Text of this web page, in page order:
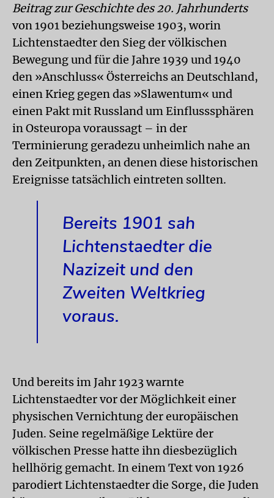
Beitrag zur Geschichte des 20. Jahrhunderts
von 1901 beziehungsweise 1903, worin
Lichtenstaedter den Sieg der völkischen
Bewegung und für die Jahre 1939 und 1940
den »Anschluss« Österreichs an Deutschland,
einen Krieg gegen das »Slawentum« und
einen Pakt mit Russland um Einflusssphären
in Osteuropa voraussagt – in der
Terminierung geradezu unheimlich nahe an
den Zeitpunkten, an denen diese historischen
Ereignisse tatsächlich eintreten sollten.
Bereits 1901 sah
Lichtenstaedter die
Nazizeit und den
Zweiten Weltkrieg
voraus.
Und bereits im Jahr 1923 warnte
Lichtenstaedter vor der Möglichkeit einer
physischen Vernichtung der europäischen
Juden. Seine regelmäßige Lektüre der
völkischen Presse hatte ihn diesbezüglich
hellhörig gemacht. In einem Text von 1926
parodiert Lichtenstaedter die Sorge, die Juden